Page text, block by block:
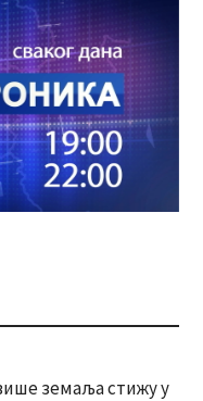
земаља стижу у